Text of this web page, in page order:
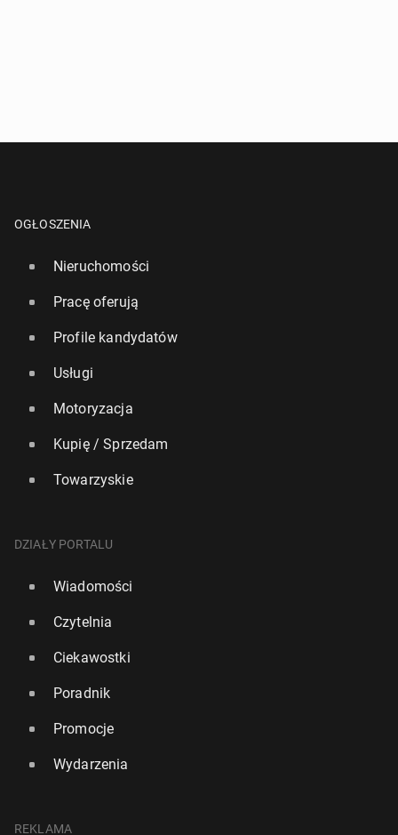
OGŁOSZENIA
Nieruchomości
Pracę oferują
Profile kandydatów
Usługi
Motoryzacja
Kupię / Sprzedam
Towarzyskie
DZIAŁY PORTALU
Wiadomości
Czytelnia
Ciekawostki
Poradnik
Promocje
Wydarzenia
REKLAMA